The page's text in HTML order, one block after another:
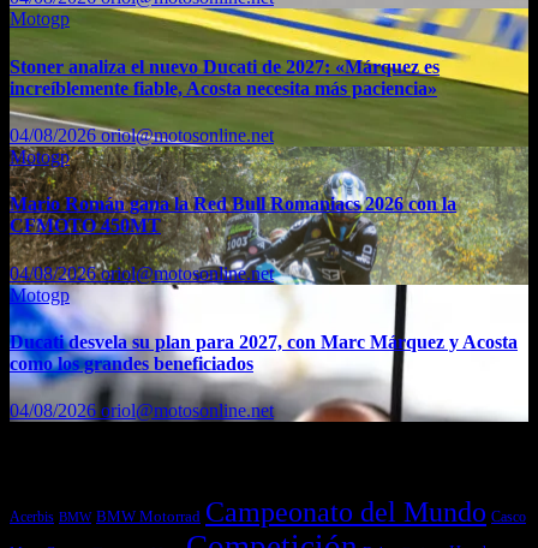
Motogp
Stoner analiza el nuevo Ducati de 2027: «Márquez es
increíblemente fiable, Acosta necesita más paciencia»
04/08/2026oriol@motosonline.net
Motogp
Mario Román gana la Red Bull Romaniacs 2026 con la
CFMOTO 450MT
04/08/2026oriol@motosonline.net
Motogp
Ducati desvela su plan para 2027, con Marc Márquez y Acosta
como los grandes beneficiados
04/08/2026 oriol@motosonline.net
Acerbis BMW BMW Motorrad Campeonato del Mundo Casco